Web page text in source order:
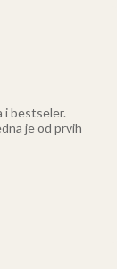
i bestseler.
je od prvih